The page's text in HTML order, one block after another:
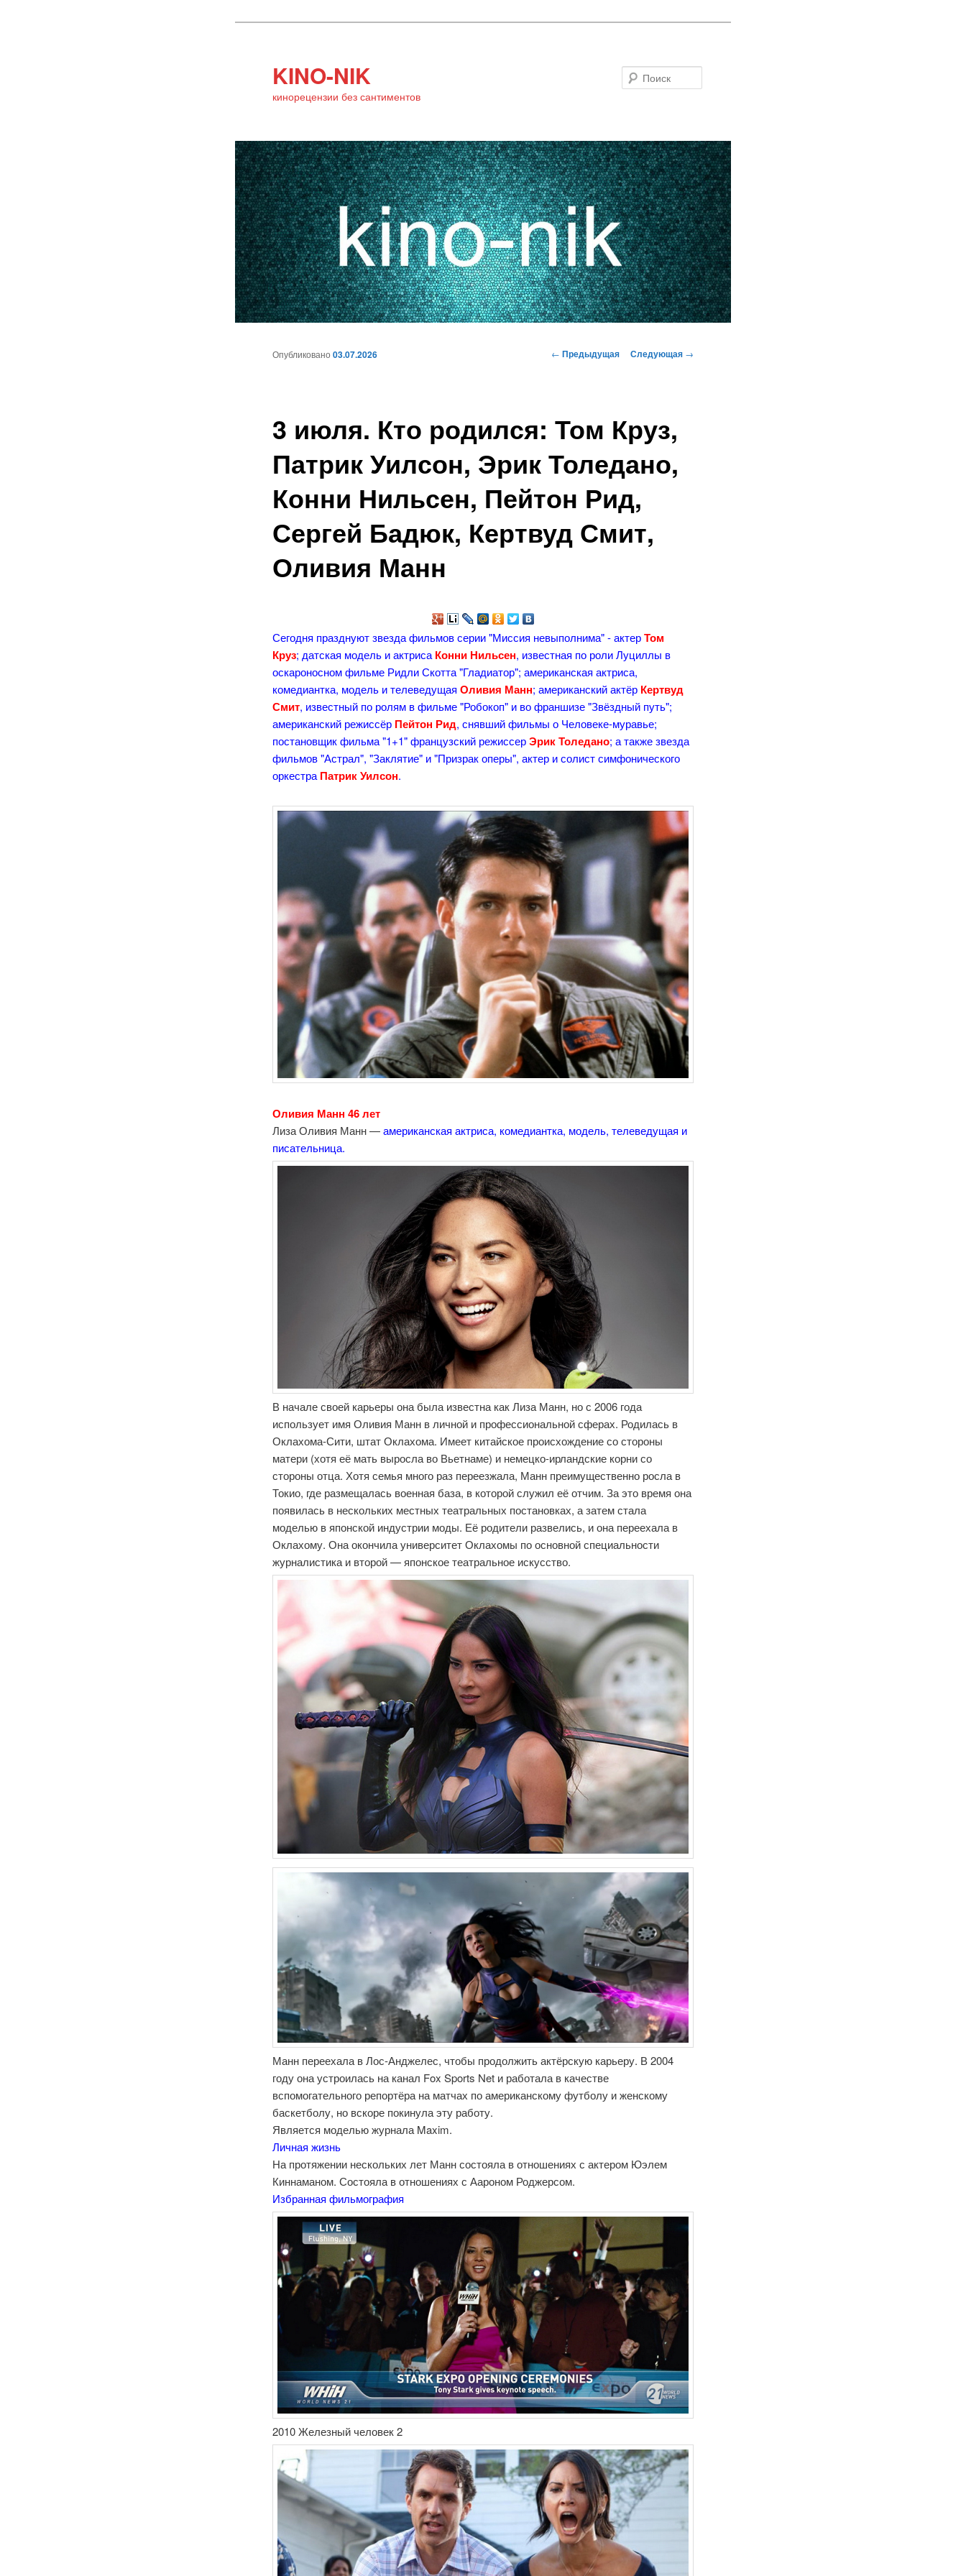
KINO-NIK
кинорецензии без сантиментов
Навигация
← Предыдущая Следующая →
3 июля. Кто родился: Том Круз,
Патрик Уилсон, Эрик Толедано,
Конни Нильсен, Пейтон Рид,
Сергей Бадюк, Кертвуд Смит,
Оливия Манн
Опубликовано03.07.2026
Сегодня празднуют звезда фильмов серии "Миссия невыполнима" - актерТом
Круз; датская модель и актриса Конни Нильсен, известная по роли Луциллы в
оскароносном фильме Ридли Скотта "Гладиатор"; американская актриса,
комедиантка, модель и телеведущаяОливия Манн; американский актёр Кертвуд
Смит, известный по ролям в фильме "Робокоп" и во франшизе "Звёздный путь";
американский режиссёр Пейтон Рид, снявший фильмы о Человеке-муравье;
постановщик фильма "1+1" французский режиссерЭрик Толедано; а также звезда
фильмов "Астрал", "Заклятие" и "Призрак оперы", актер и солист симфонического
оркестра Патрик Уилсон.
Оливия Манн 46 лет
Лиза Оливия Манн —американская актриса, комедиантка, модель, телеведущая и
писательница.
В начале своей карьеры она была известна как Лиза Манн, но с 2006 года
использует имя Оливия Манн в личной и профессиональной сферах. Родилась в
Оклахома-Сити, штат Оклахома. Имеет китайское происхождение со стороны
матери (хотя её мать выросла во Вьетнаме) и немецко-ирландские корни со
стороны отца. Хотя семья много раз переезжала, Манн преимущественно росла в
Токио, где размещалась военная база, в которой служил её отчим. За это время она
появилась в нескольких местных театральных постановках, а затем стала
моделью в японской индустрии моды. Её родители развелись, и она переехала в
Оклахому. Она окончила университет Оклахомы по основной специальности
журналистика и второй — японское театральное искусство.
Манн переехала в Лос-Анджелес, чтобы продолжить актёрскую карьеру. В 2004
году она устроилась на канал Fox Sports Net и работала в качестве
вспомогательного репортёра на матчах по американскому футболу и женскому
баскетболу, но вскоре покинула эту работу.
Является моделью журнала Maxim.
Личная жизнь
На протяжении нескольких лет Манн состояла в отношениях с актером Юэлем
Киннаманом. Состояла в отношениях с Аароном Роджерсом.
Избранная фильмография
2010 Железный человек 2